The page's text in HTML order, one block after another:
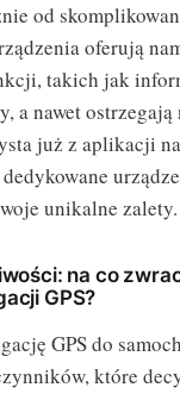
od
oferują
takich jak
a nawet ostrzegają
już z aplikacji
unikalne zalety.
na co
GPS?
GPS do
które